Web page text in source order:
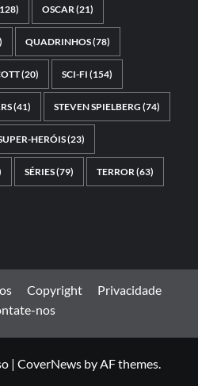
OSCAR(21)
QUADRINHOS(78)
(20) SCI-FI (154)
(41) STEVEN SPIELBERG (74)
HERÓIS(23)
SÉRIES(79) TERROR(63)
Copyright
Privacidade
nos
| CoverNews by AF themes.